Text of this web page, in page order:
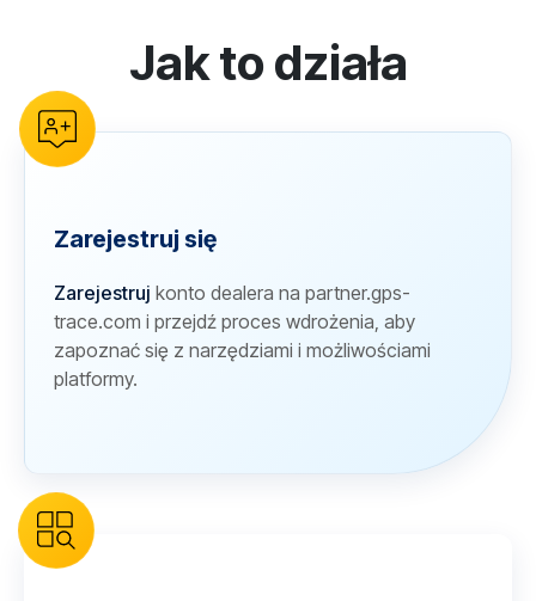
reCAPTCHA verificationJak to działa
Zarejestruj się
Zarejestruj konto dealera na partner.gps-
trace.com i przejdź proces wdrożenia, aby
zapoznać się z narzędziami i możliwościami
platformy.